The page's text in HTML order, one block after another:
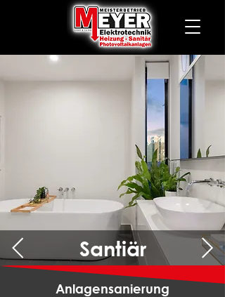
Santiär
Anlagensanierung